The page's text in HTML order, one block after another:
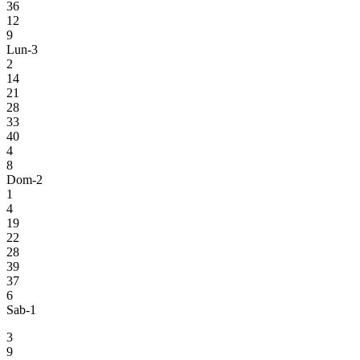
36
12
9
Lun-3
2
14
21
28
33
40
4
8
Dom-2
1
4
19
22
28
39
37
6
Sab-1
3
9